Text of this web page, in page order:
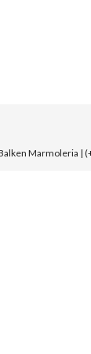
Marmoleria |